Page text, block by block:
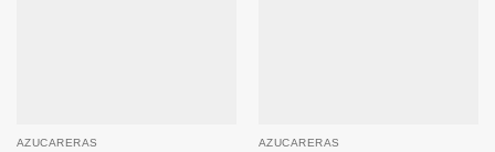
AZUCARERAS AZUCARERAS